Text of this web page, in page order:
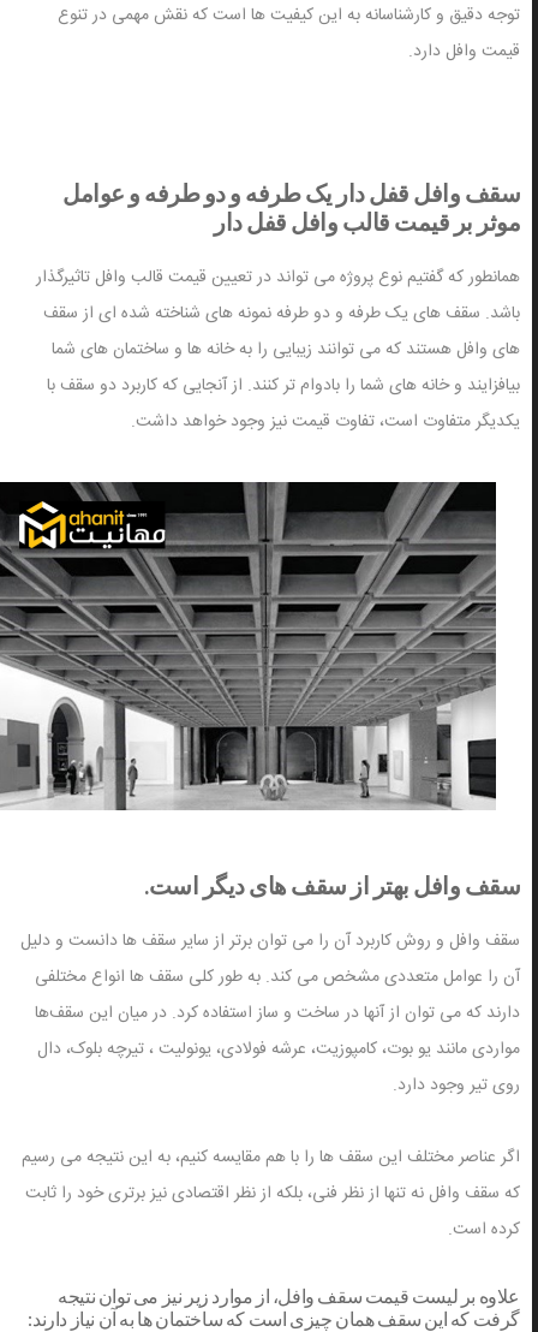
توجه دقیق و کارشناسانه به این کیفیت ها است که نقش مهمی در تنوع
قیمت وافل دارد.
سقف وافل قفل دار یک طرفه و دو طرفه و عوامل
موثر بر قیمت قالب وافل قفل دار
همانطور که گفتیم نوع پروژه می تواند در تعیین قیمت قالب وافل تاثیرگذار
باشد. سقف های یک طرفه و دو طرفه نمونه های شناخته شده ای از سقف
های وافل هستند که می توانند زیبایی را به خانه ها و ساختمان های شما
بیافزایند و خانه های شما را بادوام تر کنند. از آنجایی که کاربرد دو سقف با
یکدیگر متفاوت است، تفاوت قیمت نیز وجود خواهد داشت.
سقف وافل بهتر از سقف های دیگر است.
سقف وافل و روش کاربرد آن را می توان برتر از سایر سقف ها دانست و دلیل
آن را عوامل متعددی مشخص می کند. به طور کلی سقف ها انواع مختلفی
دارند که می توان از آنها در ساخت و ساز استفاده کرد. در میان این سقف‌ها
مواردی مانند یو بوت، کامپوزیت، عرشه فولادی، یونولیت ، تیرچه بلوک، دال
روی تیر وجود دارد.
اگر عناصر مختلف این سقف ها را با هم مقایسه کنیم، به این نتیجه می رسیم
که سقف وافل نه تنها از نظر فنی، بلکه از نظر اقتصادی نیز برتری خود را ثابت
کرده است.
علاوه بر لیست قیمت سقف وافل، از موارد زیر نیز می توان نتیجه
گرفت که این سقف همان چیزی است که ساختمان ها به آن نیاز دارند: